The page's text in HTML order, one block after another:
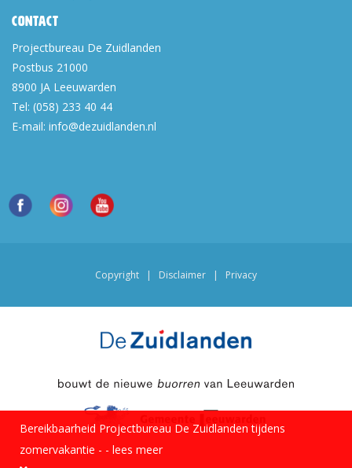
Contact
Projectbureau De Zuidlanden
Postbus 21000
8900 JA Leeuwarden
Tel: (058) 233 40 44
E-mail: info@dezuidlanden.nl
Copyright | Disclaimer | Privacy
Bereikbaarheid Projectbureau De Zuidlanden tijdens
zomervakantie - - lees meer